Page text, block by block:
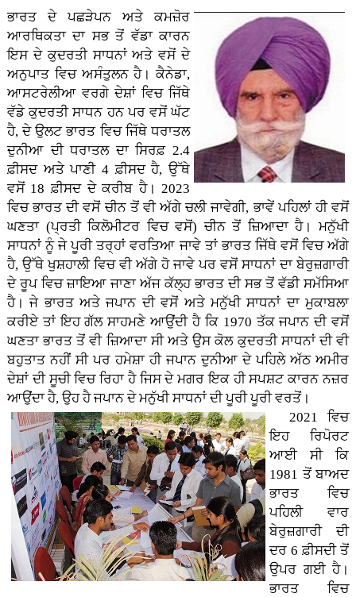
ਭਾਰਤ ਦੇ ਪਛੜੇਪਨ ਅਤੇ ਕਮਜ਼ੋਰ
ਆਰਥਿਕਤਾ ਦਾ ਸਭ ਤੋਂ ਵੱਡਾ ਕਾਰਨ
ਇਸ ਦੇ ਕੁਦਰਤੀ ਸਾਧਨਾਂ ਅਤੇ ਵਸੋਂ ਦੇ
ਅਨੁਪਾਤ ਵਿਚ ਅਸੰਤੁਲਨ ਹੈ। ਕੈਨੇਡਾ,
ਆਸਟਰੇਲੀਆ ਵਰਗੇ ਦੇਸ਼ਾਂ ਵਿਚ ਜਿੱਥੇ
ਵੱਡੇ ਕੁਦਰਤੀ ਸਾਧਨ ਹਨ ਪਰ ਵਸੋਂ ਘੱਟ
ਹੈ, ਦੇ ਉਲਟ ਭਾਰਤ ਵਿਚ ਜਿੱਥੇ ਧਰਾਤਲ
ਦੁਨੀਆ ਦੀ ਧਰਾਤਲ ਦਾ ਸਿਰਫ਼ 2.4
ਫ਼ੀਸਦ ਅਤੇ ਪਾਣੀ 4 ਫ਼ੀਸਦ ਹੈ, ਉੱਥੇ
ਵਸੋਂ 18 ਫ਼ੀਸਦ ਦੇ ਕਰੀਬ ਹੈ। 2023
ਵਿਚ ਭਾਰਤ ਦੀ ਵਸੋਂ ਚੀਨ ਤੋਂ ਵੀ ਅੱਗੇ ਚਲੀ ਜਾਵੇਗੀ, ਭਾਵੇਂ ਪਹਿਲਾਂ ਹੀ ਵਸੋਂ
ਘਣਤਾ (ਪ੍ਰਤੀ ਕਿਲੋਮੀਟਰ ਵਿਚ ਵਸੋਂ) ਚੀਨ ਤੋਂ ਜ਼ਿਆਦਾ ਹੈ। ਮਨੁੱਖੀ
ਸਾਧਨਾਂ ਨੂੰ ਜੇ ਪੂਰੀ ਤਰ੍ਹਾਂ ਵਰਤਿਆ ਜਾਵੇ ਤਾਂ ਭਾਰਤ ਜਿੱਥੇ ਵਸੋਂ ਵਿਚ ਅੱਗੇ
ਹੈ, ਉੱਥੇ ਖੁਸ਼ਹਾਲੀ ਵਿਚ ਵੀ ਅੱਗੇ ਹੋ ਜਾਵੇ ਪਰ ਵਸੋਂ ਸਾਧਨਾਂ ਦਾ ਬੇਰੁਜ਼ਗਾਰੀ
ਦੇ ਰੂਪ ਵਿਚ ਜ਼ਾਇਆ ਜਾਣਾ ਅੱਜ ਕੱਲ੍ਹ ਭਾਰਤ ਦੀ ਸਭ ਤੋਂ ਵੱਡੀ ਸਮੱਸਿਆ
ਹੈ। ਜੇ ਭਾਰਤ ਅਤੇ ਜਪਾਨ ਦੀ ਵਸੋਂ ਅਤੇ ਮਨੁੱਖੀ ਸਾਧਨਾਂ ਦਾ ਮੁਕਾਬਲਾ
ਕਰੀਏ ਤਾਂ ਇਹ ਗੱਲ ਸਾਹਮਣੇ ਆਉਂਦੀ ਹੈ ਕਿ 1970 ਤੱਕ ਜਪਾਨ ਦੀ ਵਸੋਂ
ਘਣਤਾ ਭਾਰਤ ਤੋਂ ਵੀ ਜ਼ਿਆਦਾ ਸੀ ਅਤੇ ਉਸ ਕੋਲ ਕੁਦਰਤੀ ਸਾਧਨਾਂ ਦੀ ਵੀ
ਬਹੁਤਾਤ ਨਹੀਂ ਸੀ ਪਰ ਹਮੇਸ਼ਾ ਹੀ ਜਪਾਨ ਦੁਨੀਆ ਦੇ ਪਹਿਲੇ ਅੱਠ ਅਮੀਰ
ਦੇਸ਼ਾਂ ਦੀ ਸੂਚੀ ਵਿਚ ਰਿਹਾ ਹੈ ਜਿਸ ਦੇ ਮਗਰ ਇਕ ਹੀ ਸਪਸ਼ਟ ਕਾਰਨ ਨਜ਼ਰ
ਆਉਂਦਾ ਹੈ, ਉਹ ਹੈ ਜਪਾਨ ਦੇ ਮਨੁੱਖੀ ਸਾਧਨਾਂ ਦੀ ਪੂਰੀ ਪੂਰੀ ਵਰਤੋਂ।
2021 ਵਿਚ
ਇਹ ਰਿਪੋਰਟ
ਆਈ ਸੀ ਕਿ
1981 ਤੋਂ ਬਾਅਦ
ਭਾਰਤ ਵਿਚ
ਪਹਿਲੀ ਵਾਰ
ਬੇਰੁਜ਼ਗਾਰੀ ਦੀ
ਦਰ 6 ਫ਼ੀਸਦੀ ਤੋਂ
ਉਪਰ ਗਈ ਹੈ।
ਭਾਰਤ ਵਿਚ